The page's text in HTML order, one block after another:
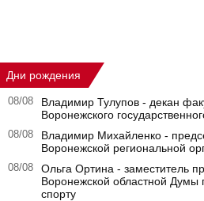
Дни рождения
08/08
Владимир Тулупов - декан
Воронежского
08/08
Владимир Михайленко -
Воронежской региональной
08/08
Ольга Ортина - заместитель
Воронежской областной Думы
спорту